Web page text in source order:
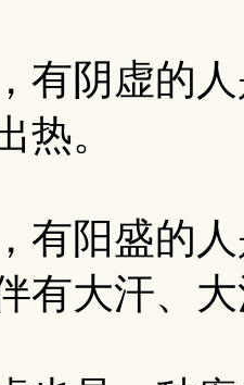
有阴虚的
热。
有阳盛的
有大汗、